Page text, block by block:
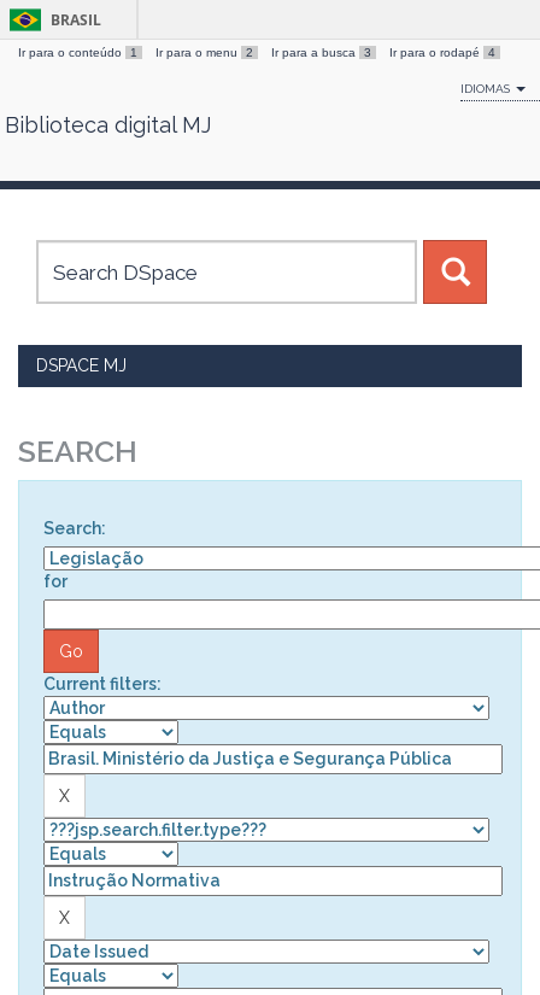
Skip
BRASIL
Ir para o conteúdo 1 Ir para o menu 2 Ir para a busca 3 Ir para o rodapé 4
IDIOMAS
Biblioteca digital MJ
DSPACE MJ
SEARCH
Search:
for
Current filters: